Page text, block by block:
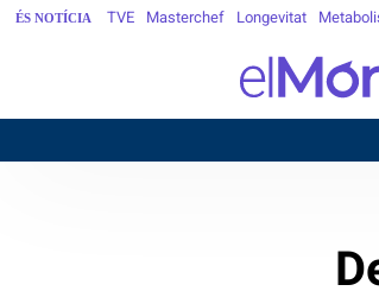
ÉS NOTÍCIA TVE Masterchef Longevitat